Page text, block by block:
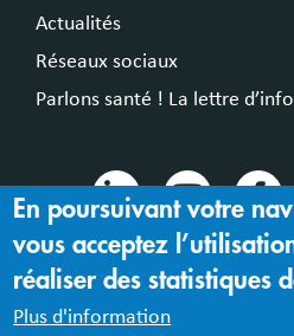
Actualités
Réseaux sociaux
Parlons santé ! La lettre
Mentions
Accessibilité :
En poursuivant votre
vous acceptez
réaliser des statistiques
Plus d'information